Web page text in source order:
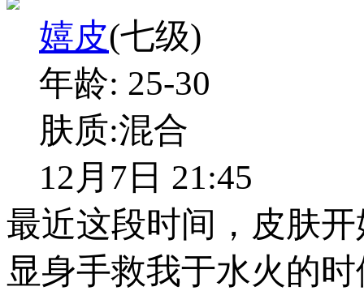
嬉皮(七级)
年龄: 25-30
肤质:混合
12月7日 21:45
最近这段时间，皮肤
显身手救我于水火的